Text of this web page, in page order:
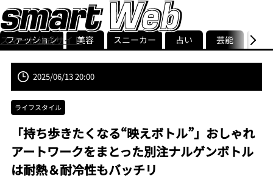
スマート公式サイト
smart最新号
記事一覧ランキング
ストリ
ファッション 美容 スニーカー 占い 芸能 グル
2025/06/13 20:00
ライフスタイル
「持ち歩きたくなる“映えボトル”」おしゃれ
アートワークをまとった別注ナルゲンボトル
は耐熱＆耐冷性もバッチリ